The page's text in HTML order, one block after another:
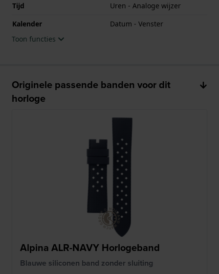
Tijd
Uren - Analoge wijzer
Kalender
Datum - Venster
Toon functies
Originele passende banden voor dit
horloge
Alpina ALR-NAVY Horlogeband
Blauwe siliconen band zonder sluiting